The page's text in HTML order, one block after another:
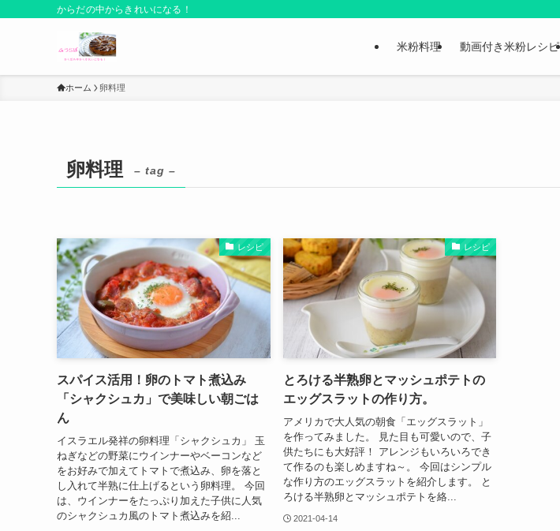
からだの中からきれいになる！
米粉料理 動画付き米粉レシピ
ホーム 卵料理
卵料理 – tag –
レシピ
スパイス活用！卵のトマト煮込み
「シャクシュカ」で美味しい朝ごは
ん
イスラエル発祥の卵料理「シャクシュカ」 玉
ねぎなどの野菜にウインナーやベーコンなど
をお好みで加えてトマトで煮込み、卵を落と
し入れて半熟に仕上げるという卵料理。 今回
は、ウインナーをたっぷり加えた子供に人気
のシャクシュカ風のトマト煮込みを紹...
レシピ
とろける半熟卵とマッシュポテトの
エッグスラットの作り方。
アメリカで大人気の朝食「エッグスラット」
を作ってみました。 見た目も可愛いので、子
供たちにも大好評！ アレンジもいろいろでき
て作るのも楽しめますね～。 今回はシンプル
な作り方のエッグスラットを紹介します。 と
ろける半熟卵とマッシュポテトを絡...
2021-04-14